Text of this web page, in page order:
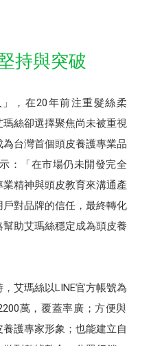
持與突破
」，在20年前注重髮絲柔
絲卻選擇聚焦尚未被重視
台灣首個頭皮養護專業品
：「在市場仍未開發完全
精神與頭皮教育來溝通產
對品牌的信任，最終轉化
助艾瑪絲穩定成為頭皮養
艾瑪絲以LINE官方帳號為
萬，覆蓋率廣；方便與
護專家形象；也能建立自